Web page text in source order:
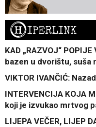
HIPERLINK
KAD „RAZVOJ“
bazen u dvorištu, suša
VIKTOR IVANČIĆ:
INTERVENCIJA KOJA
koji je izvukao mrtvog
LIJEPA VEČER, LIJEP